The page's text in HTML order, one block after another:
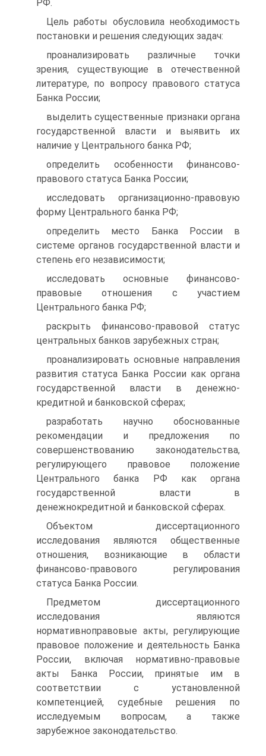
РФ.
Цель работы обусловила необходимость
постановки и решения следующих задач:
проанализировать различные точки
зрения, существующие в отечественной
литературе, по вопросу правового статуса
Банка России;
выделить существенные признаки органа
государственной власти и выявить их
наличие у Центрального банка РФ;
определить особенности финансово-
правового статуса Банка России;
исследовать организационно-правовую
форму Центрального банка РФ;
определить место Банка России в
системе органов государственной власти и
степень его независимости;
исследовать основные финансово-
правовые отношения с участием
Центрального банка РФ;
раскрыть финансово-правовой статус
центральных банков зарубежных стран;
проанализировать основные направления
развития статуса Банка России как органа
государственной власти в денежно-
кредитной и банковской сферах;
разработать научно обоснованные
рекомендации и предложения по
совершенствованию законодательства,
регулирующего правовое положение
Центрального банка РФ как органа
государственной власти в
денежнокредитной и банковской сферах.
Объектом диссертационного
исследования являются общественные
отношения, возникающие в области
финансово-правового регулирования
статуса Банка России.
Предметом диссертационного
исследования являются
нормативноправовые акты, регулирующие
правовое положение и деятельность Банка
России, включая нормативно-правовые
акты Банка России, принятые им в
соответствии с установленной
компетенцией, судебные решения по
исследуемым вопросам, а также
зарубежное законодательство.